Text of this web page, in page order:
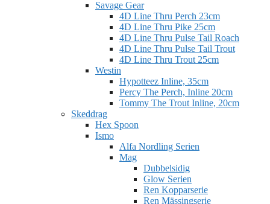
Savage Gear
4D Line Thru Perch 23cm
4D Line Thru Pike 25cm
4D Line Thru Pulse Tail Roach
4D Line Thru Pulse Tail Trout
4D Line Thru Trout 25cm
Westin
Hypotteez Inline, 35cm
Percy The Perch, Inline 20cm
Tommy The Trout Inline, 20cm
Skeddrag
Hex Spoon
Ismo
Alfa Nordling Serien
Mag
Dubbelsidig
Glow Serien
Ren Kopparserie
Ren Mässingserie